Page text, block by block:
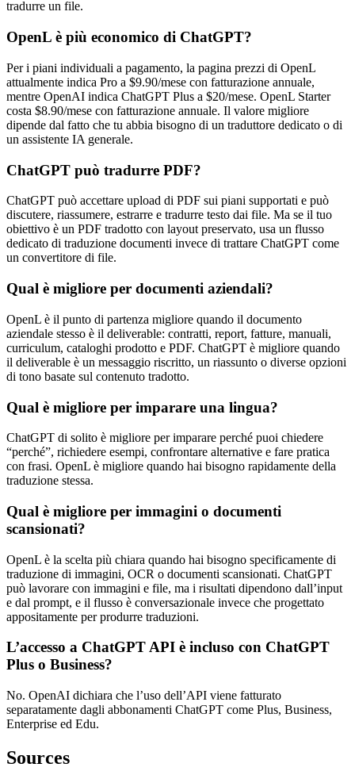
tradurre un file.
OpenL è più economico di ChatGPT?
Per i piani individuali a pagamento, la pagina prezzi di OpenL
attualmente indica Pro a $9.90/mese con fatturazione annuale,
mentre OpenAI indica ChatGPT Plus a $20/mese. OpenL Starter
costa $8.90/mese con fatturazione annuale. Il valore migliore
dipende dal fatto che tu abbia bisogno di un traduttore dedicato o di
un assistente IA generale.
ChatGPT può tradurre PDF?
ChatGPT può accettare upload di PDF sui piani supportati e può
discutere, riassumere, estrarre e tradurre testo dai file. Ma se il tuo
obiettivo è un PDF tradotto con layout preservato, usa un flusso
dedicato di traduzione documenti invece di trattare ChatGPT come
un convertitore di file.
Qual è migliore per documenti aziendali?
OpenL è il punto di partenza migliore quando il documento
aziendale stesso è il deliverable: contratti, report, fatture, manuali,
curriculum, cataloghi prodotto e PDF. ChatGPT è migliore quando
il deliverable è un messaggio riscritto, un riassunto o diverse opzioni
di tono basate sul contenuto tradotto.
Qual è migliore per imparare una lingua?
ChatGPT di solito è migliore per imparare perché puoi chiedere
“perché”, richiedere esempi, confrontare alternative e fare pratica
con frasi. OpenL è migliore quando hai bisogno rapidamente della
traduzione stessa.
Qual è migliore per immagini o documenti
scansionati?
OpenL è la scelta più chiara quando hai bisogno specificamente di
traduzione di immagini, OCR o documenti scansionati. ChatGPT
può lavorare con immagini e file, ma i risultati dipendono dall’input
e dal prompt, e il flusso è conversazionale invece che progettato
appositamente per produrre traduzioni.
L’accesso a ChatGPT API è incluso con ChatGPT
Plus o Business?
No. OpenAI dichiara che l’uso dell’API viene fatturato
separatamente dagli abbonamenti ChatGPT come Plus, Business,
Enterprise ed Edu.
Sources